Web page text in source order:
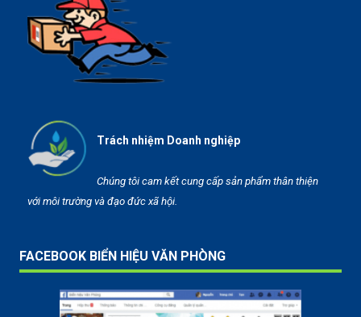
Trách nhiệm Doanh nghiệp
Chúng tôi cam kết cung cấp sản phẩm thân thiện
với môi trường và đạo đức xã hội.
FACEBOOK BIỂN HIỆU VĂN PHÒNG